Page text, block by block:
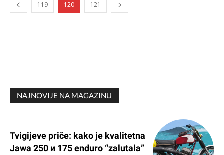
119 120 121
NAJNOVIJE NA MAGAZINU
Tvigijeve priče: kako je kvalitetna
Jawa 250 и 175 enduro “zalutala”